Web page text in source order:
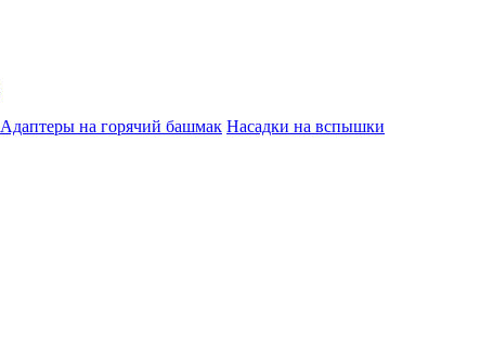
Адаптеры на горячий башмак Насадки на вспышки